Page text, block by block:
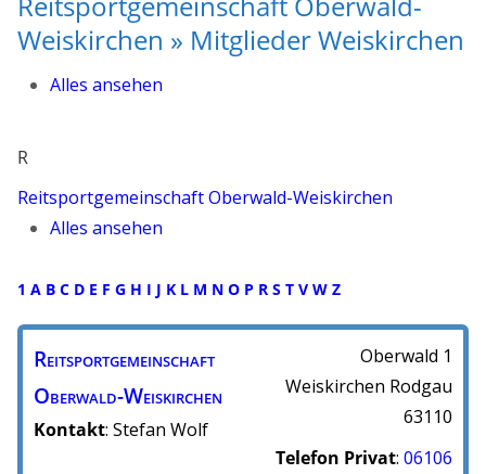
Weiskirchen » Mitglieder Weiskirchen
Alles ansehen
R
Reitsportgemeinschaft Oberwald-Weiskirchen
Alles ansehen
1 A B C D E F G H I J K L M N O P R S T V W Z
Reitsportgemeinschaft
Oberwald-Weiskirchen
Kontakt: Stefan Wolf
Oberwald 1
Weiskirchen Rodgau
63110
Telefon Privat: 06106